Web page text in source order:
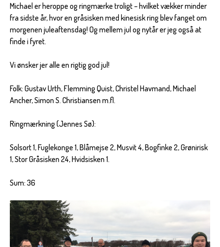
Michael er heroppe og ringmærke troligt – hvilket vækker minder
fra sidste år, hvor en gråsisken med kinesisk ring blev fanget om
morgenen juleaftensdag! Og mellem jul og nytår er jeg også at
finde i fyret.
Vi ønsker jer alle en rigtig god jul!
Folk: Gustav Urth, Flemming Quist, Christel Havmand, Michael
Ancher, Simon S. Christiansen m.fl.
Ringmærkning (Jennes Sø):
Solsort 1, Fuglekonge 1, Blåmejse 2, Musvit 4, Bogfinke 2, Grønirisk
1, Stor Gråsisken 24, Hvidsisken 1.
Sum: 36